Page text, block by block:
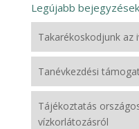
Legújabb bejegyzések
Takarékoskodjunk az
Tanévkezdési
Tájékoztatás
vízkorlátozásról